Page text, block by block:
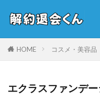
HOME コスメ・美容品
エクラスファンデ